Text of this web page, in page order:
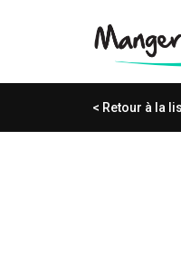
< Retour à la